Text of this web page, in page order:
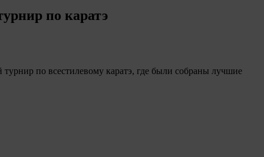
по каратэ
по всестилевому каратэ, где были собраны лучшие